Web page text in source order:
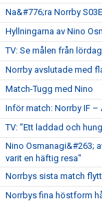
Na&#776;ra Norrby
Hyllningarna av Nino
TV: Se målen från
Norrby avslutade med
Match-Tugg med Nino
Inför match: Norrby IF –
TV: ”Ett laddad och
Nino Osmanagi&#263;
varit en häftig resa"
Norrbys sista match
Norrbys fina höstform